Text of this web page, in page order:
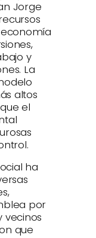
Jorge
y
La
altos
el
ha
por
vecinos
que